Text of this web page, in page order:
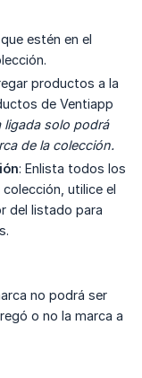
estén en el
productos a la
de Ventiapp
ligada solo podrá
de la colección.
: Enlista todos los
utilice el
del listado para
no podrá ser
o no la marca a